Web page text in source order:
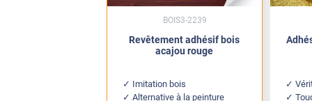
Revêtement adhésif bois
acajou rouge
Imitation bois
Alternative à la peinture
BOIS3-2239